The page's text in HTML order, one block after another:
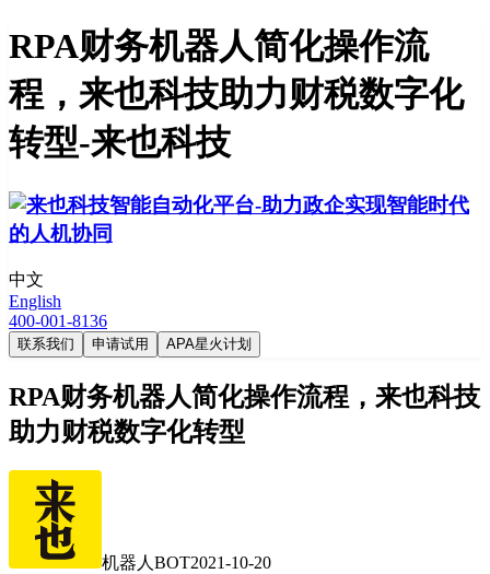
RPA财务机器人简化操作流
程，来也科技助力财税数字化
转型-来也科技
中文
English
400-001-8136
联系我们 申请试用 APA星火计划
RPA财务机器人简化操作流程，来也科技
助力财税数字化转型
机器人BOT2021-10-20